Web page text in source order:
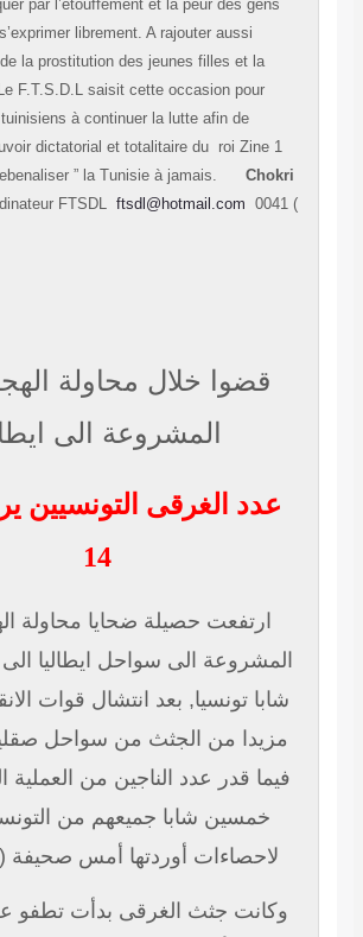
par l’étouffement et la peur des gens
librement. A rajouter aussi
de la prostitution des jeunes filles et la
F.T.S.D.L saisit cette occasion pour
à continuer la lutte afin de
dictatorial et totalitaire du roi Zine 1
” la Tunisie à jamais. Chokri
FTSDL ftsdl@hotmail.com 0041 (
قضوا خلال محاولة
المشروعة الى
عدد الغرقى التونسيين
14
ارتفعت حصيلة ضحايا محاولة
المشروعة الى سواحل ايطاليا
شابا تونسيا, بعد انتشال قوات
مزيدا من الجثث من سواحل
فيما قدر عدد الناجين من العملية
خمسين شابا جميعهم من
لاحصاءات أوردتها أمس صحيفة
وكانت جثث الغرقى بدأت تطفو